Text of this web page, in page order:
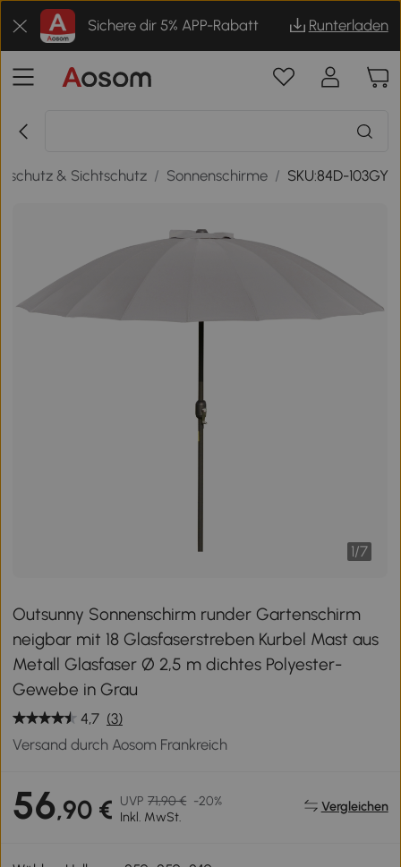
Sichere dir 5% APP-Rabatt Runterladen
& Sichtschutz / Sonnenschirme / SKU:84D-103GY
1/7
Outsunny Sonnenschirm runder Gartenschirm
neigbar mit 18 Glasfaserstreben Kurbel Mast aus
Metall Glasfaser Ø 2,5 m dichtes Polyester-
Gewebe in Grau
4,7 (3)
Versand durch Aosom Frankreich
56,90 € UVP 71,90 € -20%
Inkl. MwSt.
Vergleichen